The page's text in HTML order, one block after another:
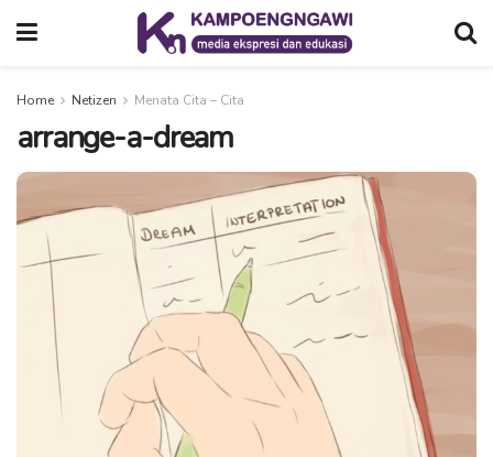
Home Netizen Menata Cita – Cita
arrange-a-dream